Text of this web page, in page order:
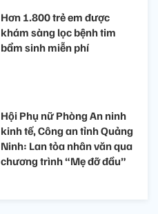
Hơn 1.800 trẻ em được
khám sàng lọc bệnh tim
bẩm sinh miễn phí
Hội Phụ nữ Phòng An ninh
kinh tế, Công an tỉnh Quảng
Ninh: Lan tỏa nhân văn qua
chương trình “Mẹ đỡ đầu”